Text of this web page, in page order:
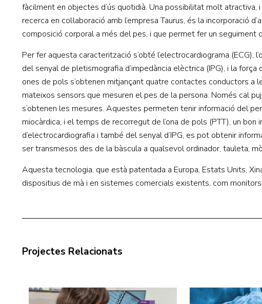
fàcilment en objectes d’ús quotidià. Una possibilitat molt
recerca en col·laboració amb l’empresa Taurus, és la incorporació
composició corporal a més del pes, i que permet fer un seguiment
Per fer aquesta caracterització s’obté l’electrocardiograma
del senyal de pletismografia d’impedància elèctrica (IPG), i la
ones de pols s’obtenen mitjançant quatre contactes conductors a
mateixos sensors que mesuren el pes de la persona. Només cal
s’obtenen les mesures. Aquestes permeten tenir informació del
miocàrdica, i el temps de recorregut de l’ona de pols (PTT), un
d’electrocardiografia i també del senyal d’IPG, es pot obtenir
ser transmesos des de la bàscula a qualsevol ordinador, tauleta,
Aquesta tecnologia, que està patentada a Europa, Estats Units,
dispositius de mà i en sistemes comercials existents, com
Projectes Relacionats